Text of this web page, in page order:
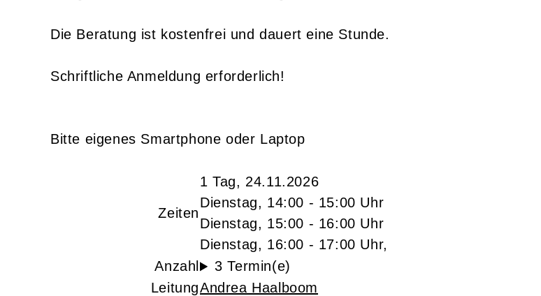
Die Beratung ist kostenfrei und dauert eine Stunde.
Schriftliche Anmeldung erforderlich!
Bitte eigenes Smartphone oder Laptop
Zeiten
1 Tag, 24.11.2026
Dienstag, 14:00 - 15:00 Uhr
Dienstag, 15:00 - 16:00 Uhr
Dienstag, 16:00 - 17:00 Uhr,
Anzahl
3 Termin(e)
LeitungAndrea Haalboom